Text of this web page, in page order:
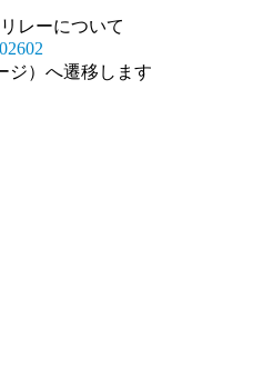
レーについて
ジ）へ遷移します